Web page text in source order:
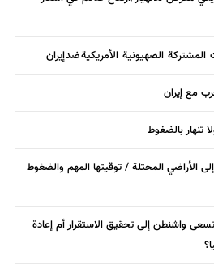
الصهيونية الأمريكية ضد إيران
مع إيران
تنهار بالضغوط
الأراضي المحتلة / توقيتها المهم والضغوط
واشنطن إلى تحقيق الاستقرار أم إعادة